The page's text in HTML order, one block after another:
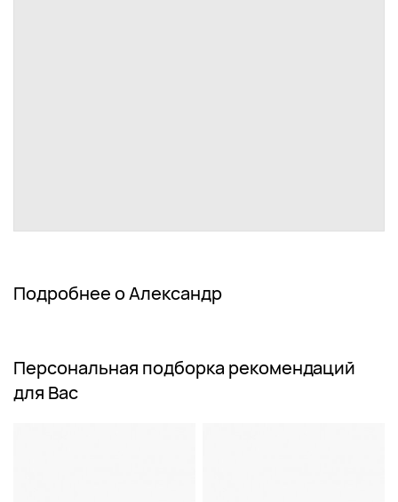
Подробнее о Александр
Персональная подборка рекомендаций
для Вас